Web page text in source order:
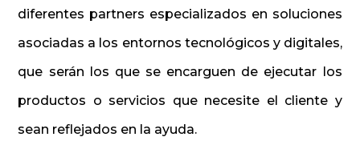
diferentes partners especializados en soluciones
asociadas a los entornos tecnológicos y digitales,
que serán los que se encarguen de ejecutar los
productos o servicios que necesite el cliente y
sean reflejados en la ayuda.